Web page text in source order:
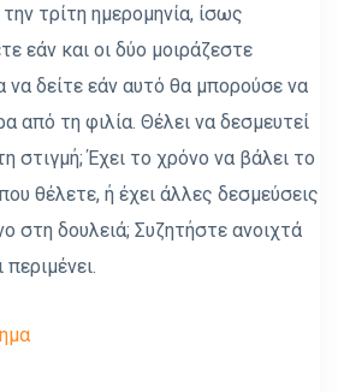
τρίτη ημερομηνία, ίσως
εάν και οι δύο μοιράζεστε
να δείτε εάν αυτό θα μπορούσε να
από τη φιλία. Θέλει να δεσμευτεί
στιγμή; Έχει το χρόνο να βάλει το
θέλετε, ή έχει άλλες δεσμεύσεις
στη δουλειά; Συζητήστε ανοιχτά
περιμένει.